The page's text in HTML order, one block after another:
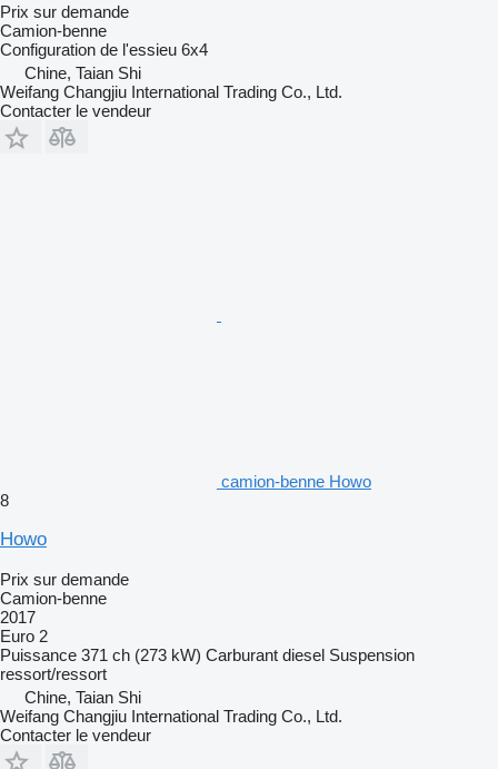
Prix sur demande
Camion-benne
Configuration de l'essieu 6x4
Chine, Taian Shi
Weifang Changjiu International Trading Co., Ltd.
Contacter le vendeur
camion-benne Howo
8
Howo
Prix sur demande
Camion-benne
2017
Euro 2
Puissance 371 ch (273 kW) Carburant diesel Suspension
ressort/ressort
Chine, Taian Shi
Weifang Changjiu International Trading Co., Ltd.
Contacter le vendeur